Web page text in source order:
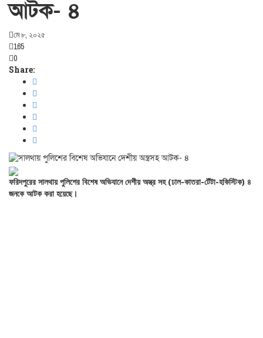
আটক- ৪
মে ৮, ২০২৫
165
0
Share:
ফরিদপুরের সালথায়পুলিশের বিশেষঅভিযানেদেশীয়অস্ত্র সহ (ঢাল-কাতরা-টেঁটা-হকিস্টিক) ৪
জনকেআটককরাহয়েছে।